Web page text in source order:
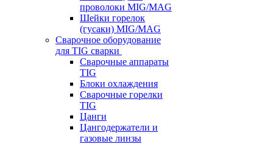
проволоки MIG/MAG
Шейки горелок
(гусаки) MIG/MAG
Сварочное оборудование
для TIG сварки
Сварочные аппараты
TIG
Блоки охлаждения
Сварочные горелки
TIG
Цанги
Цангодержатели и
газовые линзы